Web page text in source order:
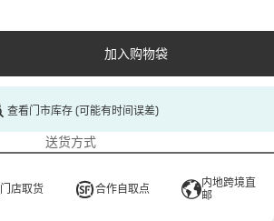
加入购物袋
查看门市库存 (可能有时间误差)
送货方式
门店取货 合作自取点
内地跨境直
邮